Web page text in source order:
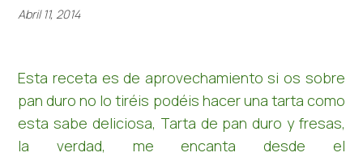
Abril 11, 2014
Esta receta es de aprovechamiento si os sobre
pan duro no lo tiréis podéis hacer una tarta como
esta sabe deliciosa, Tarta de pan duro y fresas,
la verdad, me encanta desde el